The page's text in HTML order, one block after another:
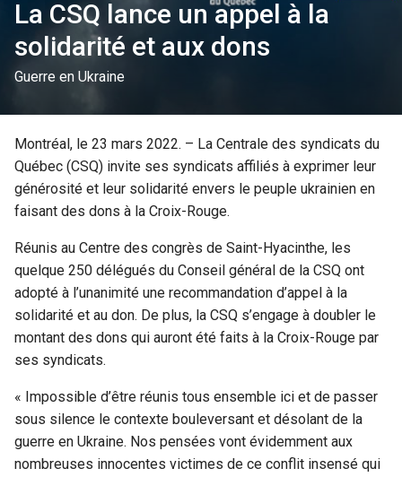
La CSQ lance un appel à la
solidarité et aux dons
Guerre en Ukraine
Montréal, le 23 mars 2022. – La Centrale des syndicats du
Québec (CSQ) invite ses syndicats affiliés à exprimer leur
générosité et leur solidarité envers le peuple ukrainien en
faisant des dons à la Croix-Rouge.
Réunis au Centre des congrès de Saint-Hyacinthe, les
quelque 250 délégués du Conseil général de la CSQ ont
adopté à l’unanimité une recommandation d’appel à la
solidarité et au don. De plus, la CSQ s’engage à doubler le
montant des dons qui auront été faits à la Croix-Rouge par
ses syndicats.
« Impossible d’être réunis tous ensemble ici et de passer
sous silence le contexte bouleversant et désolant de la
guerre en Ukraine. Nos pensées vont évidemment aux
nombreuses innocentes victimes de ce conflit insensé qui